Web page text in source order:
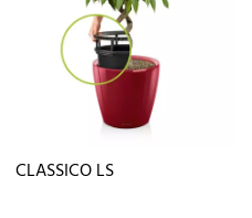
CLASSICO LS